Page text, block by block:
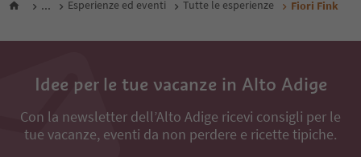
... Esperienze ed eventi Tutte le esperienze Fiori Fink
Idee per le tue vacanze in Alto Adige
Con la newsletter dell’Alto Adige ricevi consigli per le
tue vacanze, eventi da non perdere e ricette tipiche.